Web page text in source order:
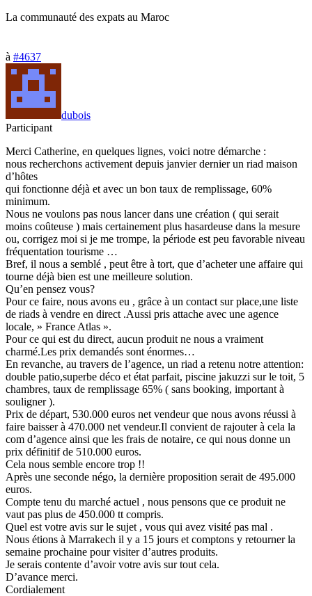
La communauté des expats au Maroc
à #4637
dubois
Participant
Merci Catherine, en quelques lignes, voici notre démarche :
nous recherchons activement depuis janvier dernier un riad maison
d’hôtes
qui fonctionne déjà et avec un bon taux de remplissage, 60%
minimum.
Nous ne voulons pas nous lancer dans une création ( qui serait
moins coûteuse ) mais certainement plus hasardeuse dans la mesure
ou, corrigez moi si je me trompe, la période est peu favorable niveau
fréquentation tourisme …
Bref, il nous a semblé , peut être à tort, que d’acheter une affaire qui
tourne déjà bien est une meilleure solution.
Qu’en pensez vous?
Pour ce faire, nous avons eu , grâce à un contact sur place,une liste
de riads à vendre en direct .Aussi pris attache avec une agence
locale, » France Atlas ».
Pour ce qui est du direct, aucun produit ne nous a vraiment
charmé.Les prix demandés sont énormes…
En revanche, au travers de l’agence, un riad a retenu notre attention:
double patio,superbe déco et état parfait, piscine jakuzzi sur le toit, 5
chambres, taux de remplissage 65% ( sans booking, important à
souligner ).
Prix de départ, 530.000 euros net vendeur que nous avons réussi à
faire baisser à 470.000 net vendeur.Il convient de rajouter à cela la
com d’agence ainsi que les frais de notaire, ce qui nous donne un
prix définitif de 510.000 euros.
Cela nous semble encore trop !!
Après une seconde négo, la dernière proposition serait de 495.000
euros.
Compte tenu du marché actuel , nous pensons que ce produit ne
vaut pas plus de 450.000 tt compris.
Quel est votre avis sur le sujet , vous qui avez visité pas mal .
Nous étions à Marrakech il y a 15 jours et comptons y retourner la
semaine prochaine pour visiter d’autres produits.
Je serais contente d’avoir votre avis sur tout cela.
D’avance merci.
Cordialement